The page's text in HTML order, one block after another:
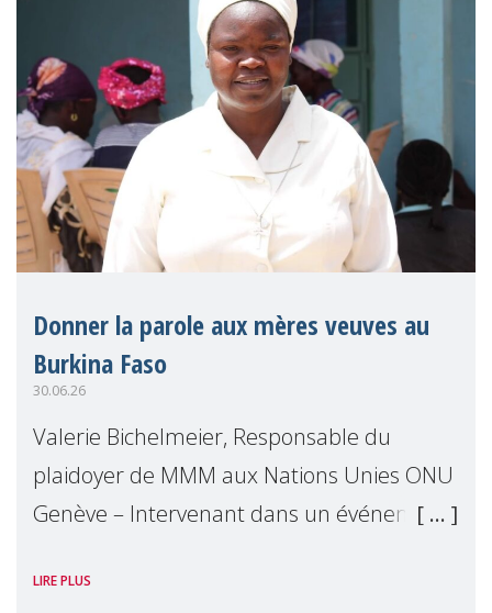
Donner la parole aux mères veuves au
Burkina Faso
30.06.26
Valerie Bichelmeier, Responsable du
plaidoyer de MMM aux Nations Unies ONU
Genève – Intervenant dans un événement
en marge de la
LIRE PLUS